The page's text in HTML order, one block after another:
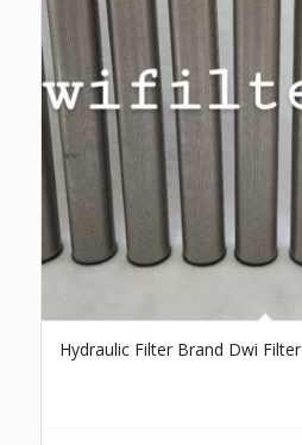
Hydraulic Filter Brand Dwi Filter